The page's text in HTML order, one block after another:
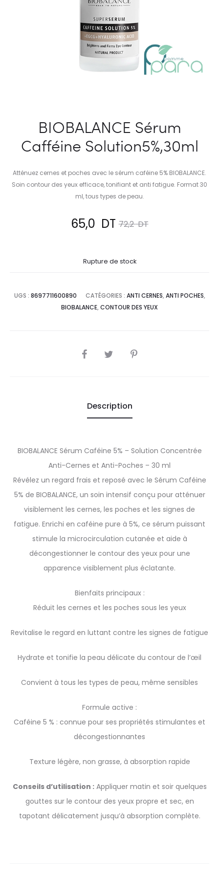
BIOBALANCE Sérum
Cafféine Solution5%,30ml
Atténuez cernes et poches avec le sérum caféine 5% BIOBALANCE.
Soin contour des yeux efficace, tonifiant et anti fatigue. Format 30
ml, tous types de peau.
72,2DT
Le
initial
était :
65,0 DT
est :
Rupture de stock
UGS : 8697711600890 CATÉGORIES : ANTI CERNES, ANTI POCHES,
BIOBALANCE, CONTOUR DES YEUX
SHARE
Description
BIOBALANCE Sérum Caféine 5% – Solution Concentrée
Anti-Cernes et Anti-Poches – 30 ml
Révélez un regard frais et reposé avec le Sérum Caféine
5% de BIOBALANCE, un soin intensif conçu pour atténuer
visiblement les cernes, les poches et les signes de
fatigue. Enrichi en caféine pure à 5%, ce sérum puissant
stimule la microcirculation cutanée et aide à
décongestionner le contour des yeux pour une
apparence visiblement plus éclatante.
Bienfaits principaux :
Réduit les cernes et les poches sous les yeux
Revitalise le regard en luttant contre les signes de fatigue
Hydrate et tonifie la peau délicate du contour de l’œil
Convient à tous les types de peau, même sensibles
Formule active :
Caféine 5 % : connue pour ses propriétés stimulantes et
décongestionnantes
Texture légère, non grasse, à absorption rapide
Conseils d’utilisation :Appliquer matin et soir quelques
gouttes sur le contour des yeux propre et sec, en
tapotant délicatement jusqu’à absorption complète.